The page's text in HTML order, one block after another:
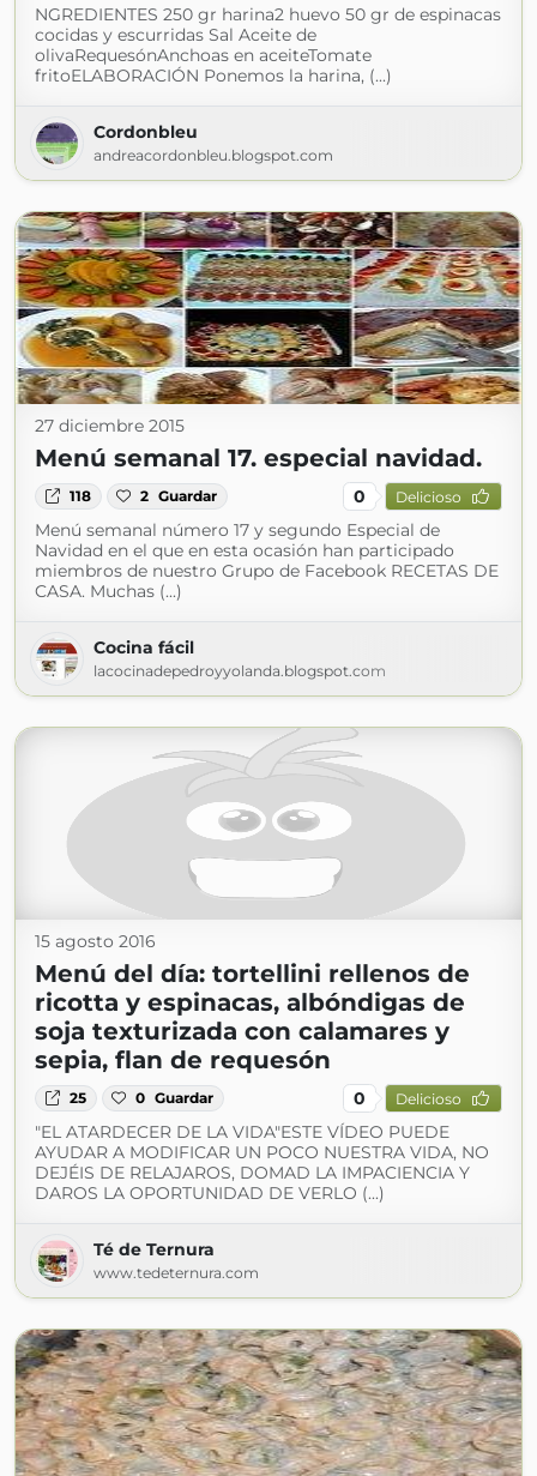
NGREDIENTES 250 gr harina2 huevo 50 gr de espinacas
cocidas y escurridas Sal Aceite de
olivaRequesónAnchoas en aceiteTomate
fritoELABORACIÓN Ponemos la harina, (...)
Cordonbleu
andreacordonbleu.blogspot.com
27 diciembre 2015
Menú semanal 17. especial navidad.
118 2 Guardar 0 Delicioso
Menú semanal número 17 y segundo Especial de
Navidad en el que en esta ocasión han participado
miembros de nuestro Grupo de Facebook RECETAS DE
CASA. Muchas (...)
Cocina fácil
lacocinadepedroyyolanda.blogspot.com
15 agosto 2016
Menú del día: tortellini rellenos de
ricotta y espinacas, albóndigas de
soja texturizada con calamares y
sepia, flan de requesón
25 0 Guardar 0 Delicioso
"EL ATARDECER DE LA VIDA"ESTE VÍDEO PUEDE
AYUDAR A MODIFICAR UN POCO NUESTRA VIDA, NO
DEJÉIS DE RELAJAROS, DOMAD LA IMPACIENCIA Y
DAROS LA OPORTUNIDAD DE VERLO (...)
Té de Ternura
www.tedeternura.com